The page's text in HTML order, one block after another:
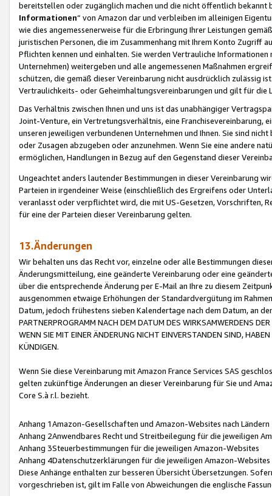
bereitstellen oder zugänglich machen und die nicht öffentlich
Informationen“ von Amazon dar und verbleiben im alleinigen
wie dies angemessenerweise für die Erbringung Ihrer Leistungen
juristischen Personen, die im Zusammenhang mit Ihrem Konto
Pflichten kennen und einhalten. Sie werden Vertrauliche
Unternehmen) weitergeben und alle angemessenen Maßnahmen
schützen, die gemäß dieser Vereinbarung nicht ausdrücklich zulässig
Vertraulichkeits- oder Geheimhaltungsvereinbarungen und gilt für die
Das Verhältnis zwischen Ihnen und uns ist das unabhängiger
Joint-Venture, ein Vertretungsverhältnis, eine Franchisevereinbarung,
unseren jeweiligen verbundenen Unternehmen und Ihnen. Sie sind
oder Zusagen abzugeben oder anzunehmen. Wenn Sie eine andere
ermöglichen, Handlungen in Bezug auf den Gegenstand dieser
Ungeachtet anders lautender Bestimmungen in dieser Vereinbarung
Parteien in irgendeiner Weise (einschließlich des Ergreifens oder
veranlasst oder verpflichtet wird, die mit US-Gesetzen, Vorschriften,
für eine der Parteien dieser Vereinbarung gelten.
13.Änderungen
Wir behalten uns das Recht vor, einzelne oder alle Bestimmungen
Änderungsmitteilung, eine geänderte Vereinbarung oder eine
über die entsprechende Änderung per E-Mail an Ihre zu diesem
ausgenommen etwaige Erhöhungen der Standardvergütung im
Datum, jedoch frühestens sieben Kalendertage nach dem Datum, an
PARTNERPROGRAMM NACH DEM DATUM DES WIRKSAMWERDENS
WENN SIE MIT EINER ÄNDERUNG NICHT EINVERSTANDEN SIND,
KÜNDIGEN.
Wenn Sie diese Vereinbarung mit Amazon France Services SAS
gelten zukünftige Änderungen an dieser Vereinbarung für Sie und
Core S.à r.l. bezieht.
Anhang 1Amazon-Gesellschaften und Amazon-Websites nach Ländern
Anhang 2Anwendbares Recht und Streitbeilegung für die jeweiligen
Anhang 3Steuerbestimmungen für die jeweiligen Amazon-Websites
Anhang 4Datenschutzerklärungen für die jeweiligen Amazon-Websites
Diese Anhänge enthalten zur besseren Übersicht Übersetzungen.
vorgeschrieben ist, gilt im Falle von Abweichungen die englische